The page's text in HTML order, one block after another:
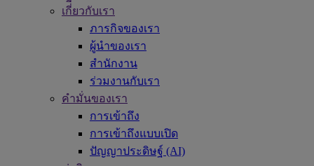
เกี่ี่ยวกับเรา
ภารกิจของเรา
ผู้นำของเรา
สำนักงาน
ร่วมงานกับเรา
คำมั่นของเรา
การเข้าถึง
การเข้าถึงแบบเปิด
ปัญญาประดิษฐ์ (AI)